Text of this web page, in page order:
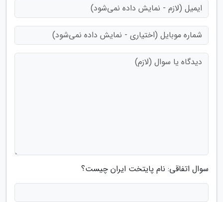
سوال اتفاقی: نام پایتخت ایران چیست؟